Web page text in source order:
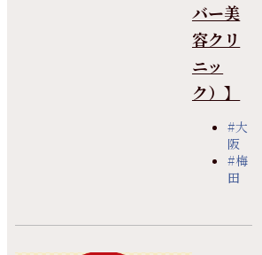
バー美
容クリ
ニッ
ク）】
#大
阪
#梅
田